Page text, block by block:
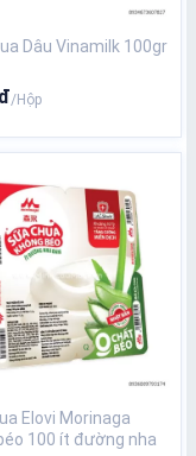
Dâu Vinamilk 100gr
/Hộp
Elovi Morinaga
100 ít đường nha